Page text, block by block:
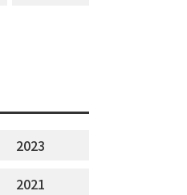
2023
2021